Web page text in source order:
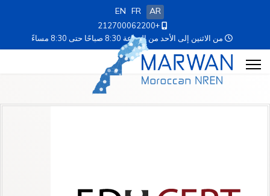
AR
FR
EN
+212700062200
من الاثنين إلى الأحد من الساعة 8:30 صباحًا حتى 8:30 مساءً